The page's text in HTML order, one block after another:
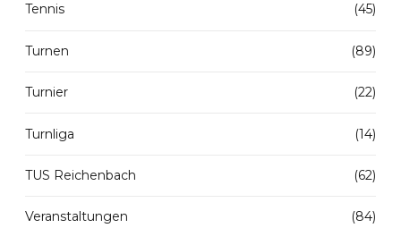
Tennis (45)
Turnen (89)
Turnier (22)
Turnliga (14)
TUS Reichenbach (62)
Veranstaltungen (84)